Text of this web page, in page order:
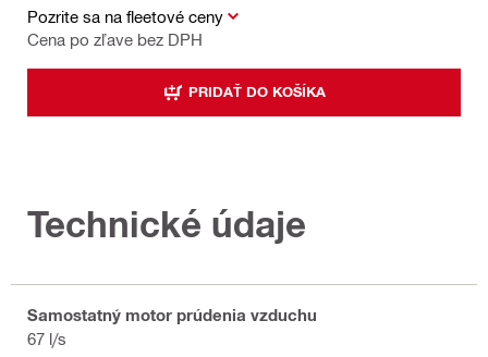
Pozrite sa na fleetové ceny
Cena po zľave bez DPH
PRIDAŤ DO KOŠÍKA
Technické údaje
Samostatný motor prúdenia vzduchu
67 l/s